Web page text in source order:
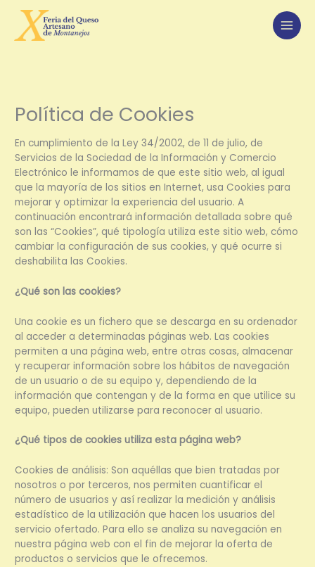
contenido
Política de Cookies
En cumplimiento de la Ley 34/2002, de 11 de julio, de
Servicios de la Sociedad de la Información y Comercio
Electrónico le informamos de que este sitio web, al igual
que la mayoría de los sitios en Internet, usa Cookies para
mejorar y optimizar la experiencia del usuario. A
continuación encontrará información detallada sobre qué
son las “Cookies”, qué tipología utiliza este sitio web, cómo
cambiar la configuración de sus cookies, y qué ocurre si
deshabilita las Cookies.
¿Qué son las cookies?
Una cookie es un fichero que se descarga en su ordenador
al acceder a determinadas páginas web. Las cookies
permiten a una página web, entre otras cosas, almacenar
y recuperar información sobre los hábitos de navegación
de un usuario o de su equipo y, dependiendo de la
información que contengan y de la forma en que utilice su
equipo, pueden utilizarse para reconocer al usuario.
¿Qué tipos de cookies utiliza esta página web?
Cookies de análisis: Son aquéllas que bien tratadas por
nosotros o por terceros, nos permiten cuantificar el
número de usuarios y así realizar la medición y análisis
estadístico de la utilización que hacen los usuarios del
servicio ofertado. Para ello se analiza su navegación en
nuestra página web con el fin de mejorar la oferta de
productos o servicios que le ofrecemos.